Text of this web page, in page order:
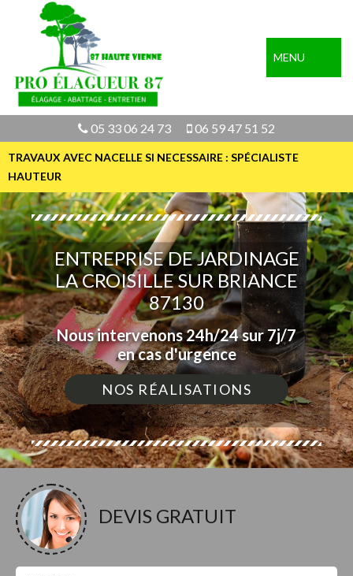
MENU
05 33 06 24 73 06 59 47 51 52
TRAVAUX AVEC NACELLE SI NECESSAIRE : SPÉCIALISTE
HAUTEUR
ENTREPRISE DE JARDINAGE
LA CROISILLE SUR BRIANCE
87130
Nous intervenons 24h/24 sur 7j/7
en cas d'urgence
NOS RÉALISATIONS
DEVIS GRATUIT